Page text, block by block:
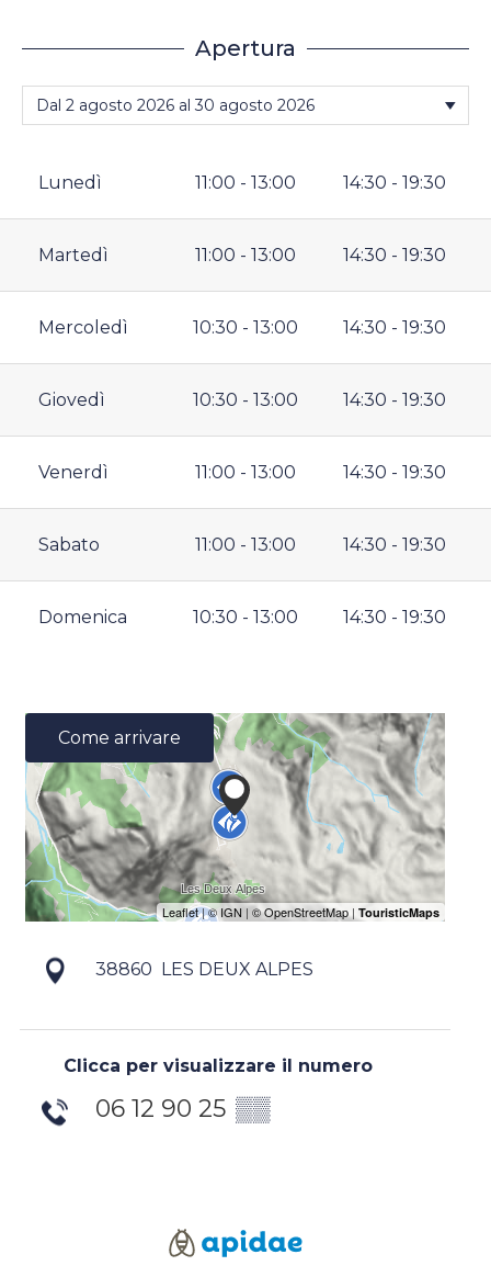
Apertura
Lunedì 11:00 - 13:00 14:30 - 19:30
Martedì 11:00 - 13:00 14:30 - 19:30
Mercoledì 10:30 - 13:00 14:30 - 19:30
Giovedì 10:30 - 13:00 14:30 - 19:30
Venerdì 11:00 - 13:00 14:30 - 19:30
Sabato 11:00 - 13:00 14:30 - 19:30
Domenica 10:30 - 13:00 14:30 - 19:30
Come arrivare
38860 LES DEUX ALPES
Clicca per visualizzare il numero
06 12 90 25 ▒▒